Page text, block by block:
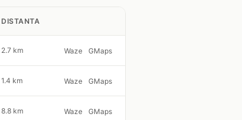
DISTANTA
2.7 km Waze GMaps
1.4 km Waze GMaps
8.8 km Waze GMaps